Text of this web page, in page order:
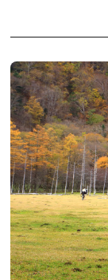
つるになると女性
いつもご利用あり
令和８年４月１日
https://